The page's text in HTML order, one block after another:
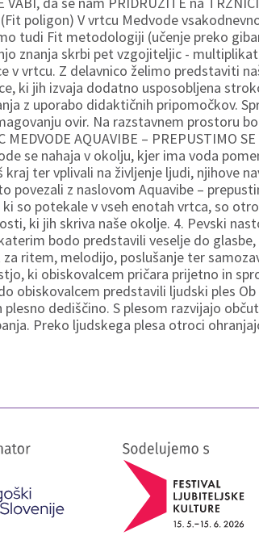
poligon) V vrtcu Medvode
tudi Fit metodologiji (učenje preko
znanja skrbi pet vzgojiteljic -
v vrtcu. Z delavnico želimo predstaviti
ki jih izvaja dodatno usposobljena
z uporabo didaktičnih pripomočkov.
ovir. Na razstavnem prostoru
MEDVODE AQUAVIBE –
se nahaja v okolju, kjer ima voda
kraj ter vplivali na življenje ljudi, njihove
povezali z naslovom Aquavibe –
so potekale v vseh enotah vrtca, so
ki jih skriva naše okolje. 4. Pevski
bodo predstavili veselje do
ritem, melodijo, poslušanje ter
ki obiskovalcem pričara prijetno in
obiskovalcem predstavili ljudski ples
plesno dediščino. S plesom razvijajo
Preko ljudskega plesa otroci